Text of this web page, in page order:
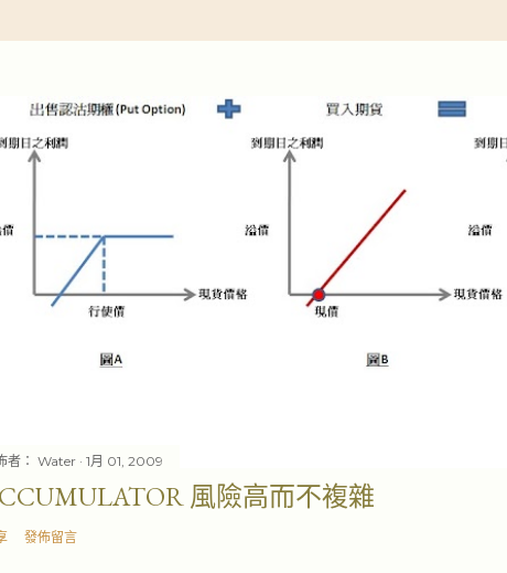
者： Water 1月 01, 2009
風險高而不複雜
發佈留言